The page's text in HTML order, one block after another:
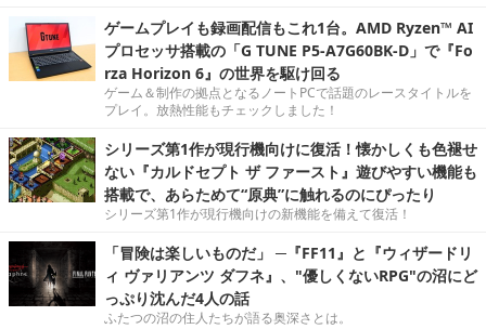
ゲームプレイも録画配信もこれ1台。AMD Ryzen™ AI
プロセッサ搭載の「G TUNE P5-A7G60BK-D」で『Fo
rza Horizon 6』の世界を駆け回る
ゲーム＆制作の拠点となるノートPCで話題のレースタイトルを
プレイ。放熱性能もチェックしました！
シリーズ第1作が現行機向けに復活！懐かしくも色褪せ
ない『カルドセプト ザ ファースト』遊びやすい機能も
搭載で、あらためて“原典”に触れるのにぴったり
シリーズ第1作が現行機向けの新機能を備えて復活！
「冒険は楽しいものだ」 ─『FF11』と『ウィザードリ
ィ ヴァリアンツ ダフネ』、"優しくないRPG"の沼にど
っぷり沈んだ4人の話
ふたつの沼の住人たちが語る奥深さとは。